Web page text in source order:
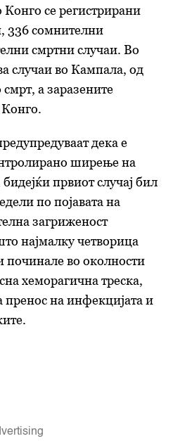
се регистрирани
336 сомнителни
смртни случаи. Во
случаи во Кампала, од
а заразените
Конго.
дека е
ширење на
првиот случај бил
по појавата на
загриженост
најмалку четворица
починале во околности
хеморагична треска,
на инфекцијата и